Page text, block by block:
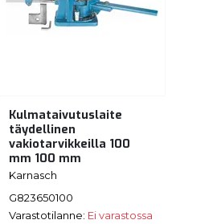
Kulmataivutuslaite
täydellinen
vakiotarvikkeilla 100
mm 100 mm
Karnasch
G823650100
Varastotilanne: Ei varastossa